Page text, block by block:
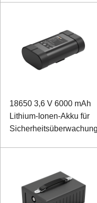
18650 3,6 V 6000 mAh
Lithium-Ionen-Akku für